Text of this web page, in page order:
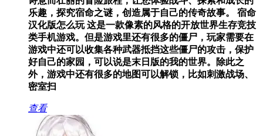
乐趣，探究宿命之谜，创造属于自己的传奇故事。 宿命
汉化版怎么玩 这是一款像素的风格的开放世界生存竞技
类手机游戏。但是游戏里还有很多的僵尸，玩家需要在
游戏中还可以收集各种武器抵挡这些僵尸的攻击，保护
好自己的家园，可以说是末日版的我的世界。除此之
外，游戏中还有很多的地图可以解锁，比如刺激战场、
密室扫
查看